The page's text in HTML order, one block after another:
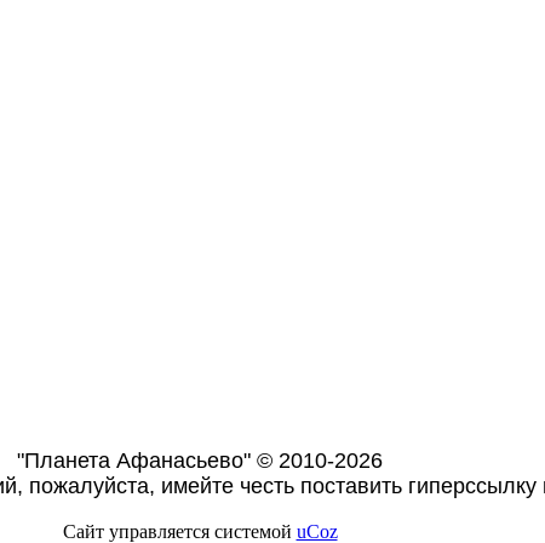
"Планета Афанасьево" © 2010-2026
пожалуйста, имейте честь поставить гиперссылку
Сайт управляется системой uCoz